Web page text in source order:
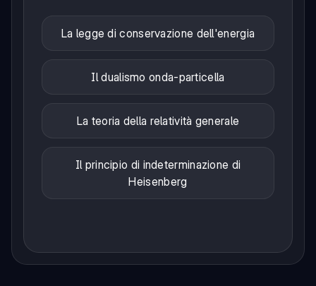
La legge di conservazione dell'energia
Il dualismo onda-particella
La teoria della relatività generale
Il principio di indeterminazione di
Heisenberg